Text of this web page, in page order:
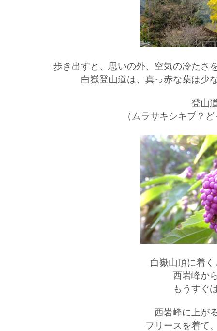
歩き出すと、思いの外、空気の冷たさ
白嶽登山道は、真っ赤な葉は少
登山
（ムラサキシキブ？
白嶽山頂に着
西岩峰か
もうすぐ
西岩峰に上が
フリースを着て